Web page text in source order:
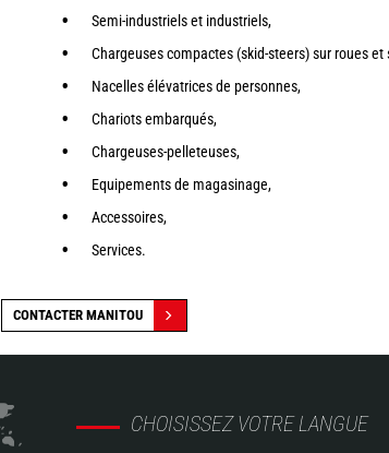
Semi-industriels et industriels,
Chargeuses compactes (skid-steers) sur roues et
Nacelles élévatrices de personnes,
Chariots embarqués,
Chargeuses-pelleteuses,
Equipements de magasinage,
Accessoires,
Services.
CONTACTER MANITOU
CHOISISSEZ VOTRE LANGUE